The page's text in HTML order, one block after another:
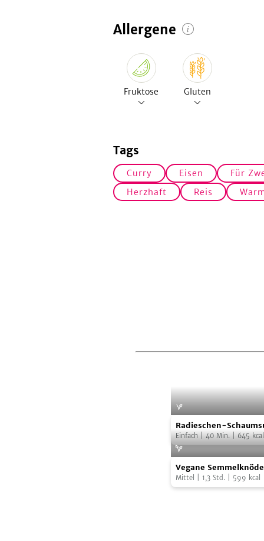
Allergene
Fruktose Gluten
Tags
Curry Eisen
Für
Herzhaft
Reis
Radieschen-
Schaumsuppe
mit
und
Radieschen-
Gänseblümchen
Einfach| 40 Min.| 645 kcal
Vegane
Semmelknödel
mit
Vegane
Waldpilzrahmsoße
Mittel 1,3 Std. 599 kcal